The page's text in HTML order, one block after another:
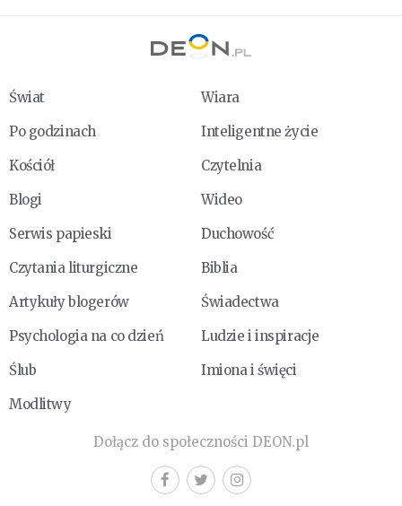
Świat
Wiara
Po godzinach
Inteligentne życie
Kościół
Czytelnia
Blogi
Wideo
Serwis papieski
Duchowość
Czytania liturgiczne
Biblia
Artykuły blogerów
Świadectwa
Psychologia na co dzień
Ludzie i inspiracje
Ślub
Imiona i święci
Modlitwy
Dołącz do społeczności DEON.pl